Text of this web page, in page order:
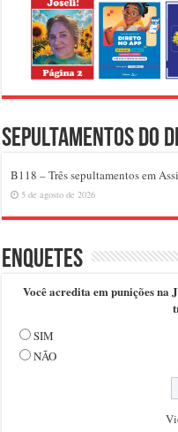
Sepultamentos do
B118 – Três sepultamentos em
5 de agosto de 2026
Enquetes
Você acredita em punições na
SIM
NÃO